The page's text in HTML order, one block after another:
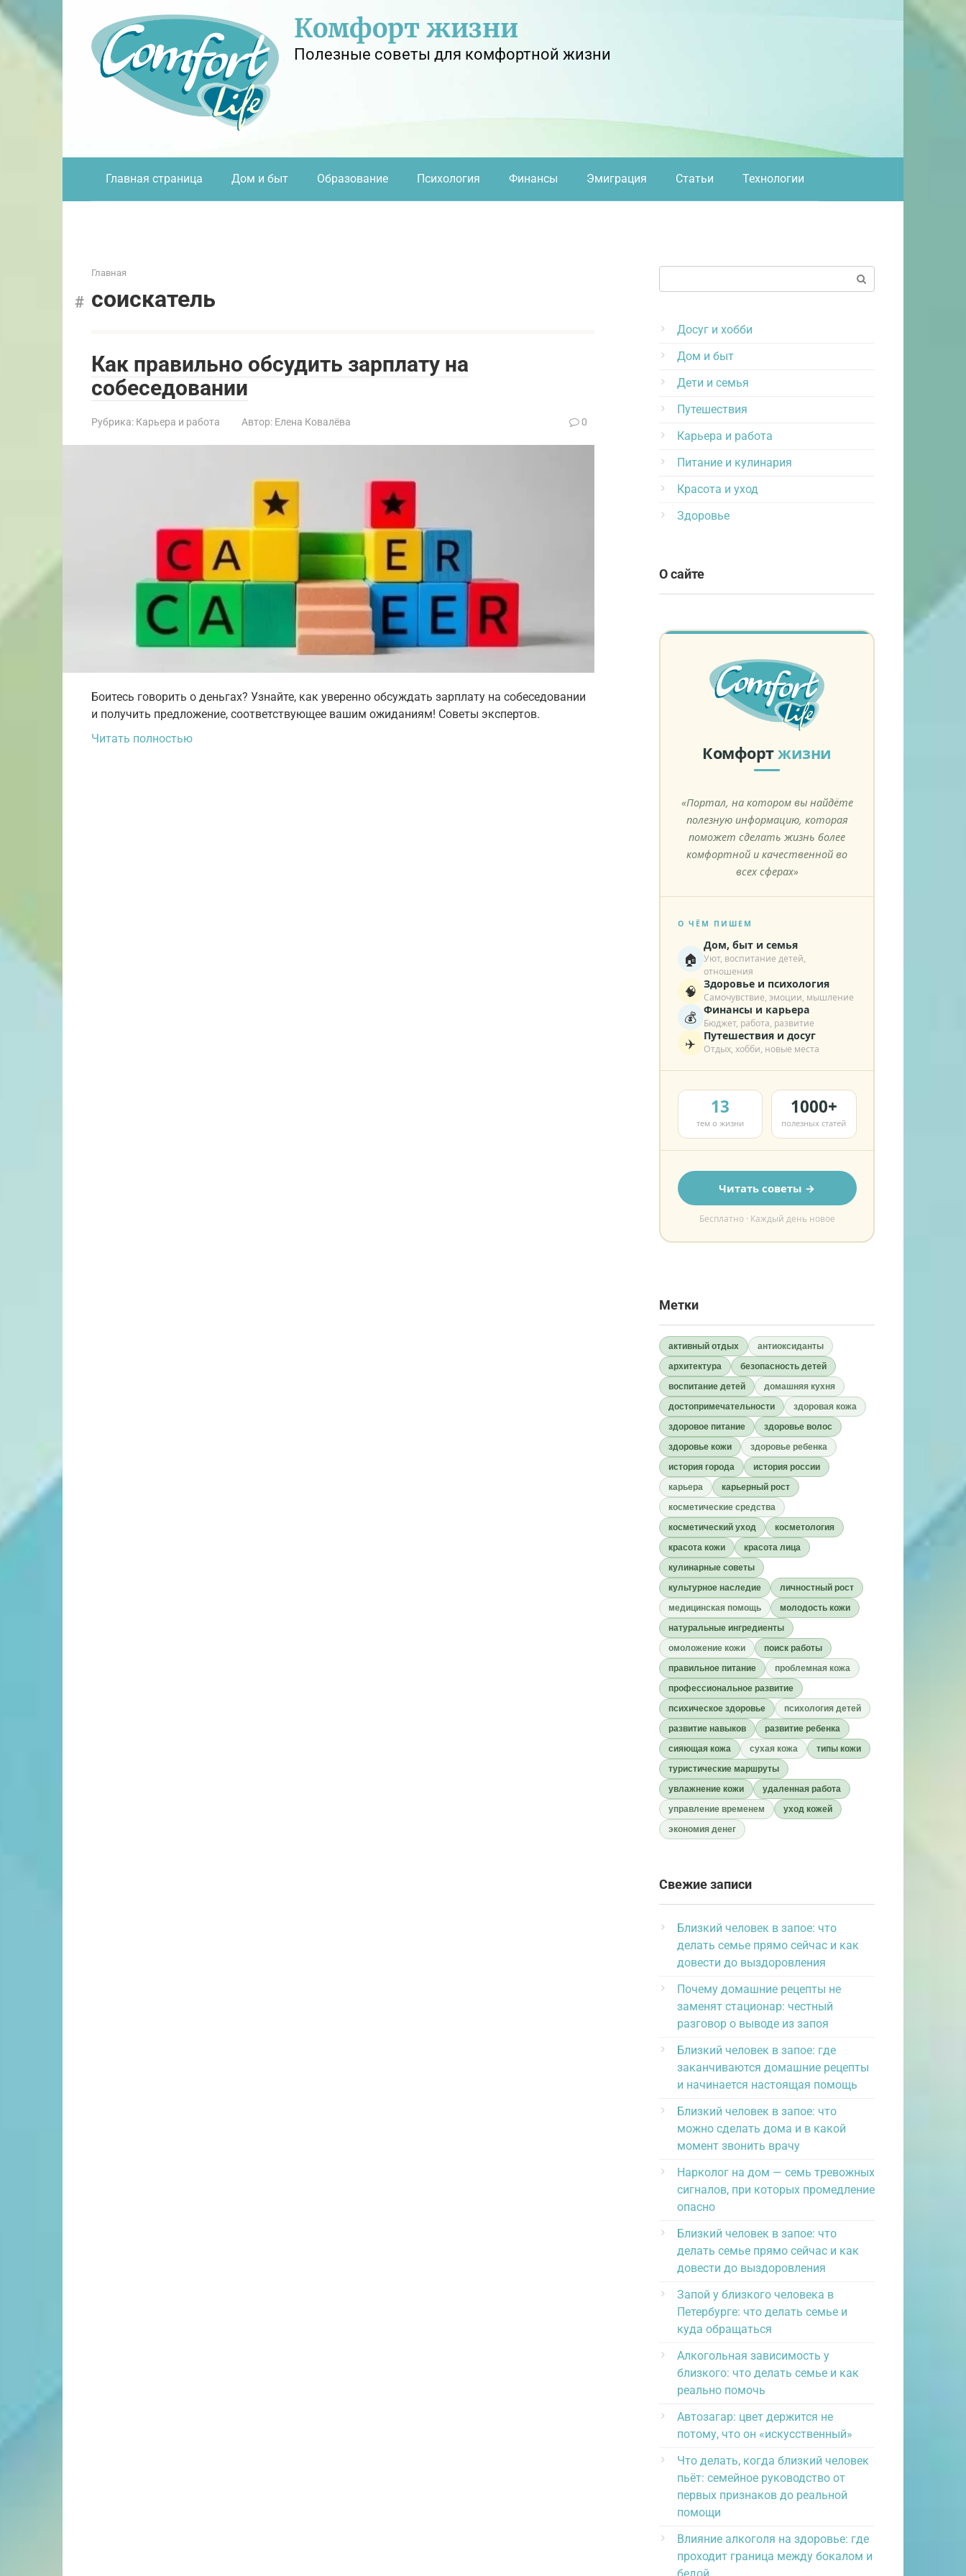
Перейти
контенту
Комфорт жизни
Полезные советы для комфортной жизни
Главная страница Дом и быт Образование Психология Финансы Эмиграция Статьи Технологии
Главная
соискатель
Как правильно обсудить зарплату на
собеседовании
Рубрика: Карьера и работа Автор: Елена Ковалёва 0
Боитесь говорить о деньгах? Узнайте, как уверенно обсуждать зарплату на собеседовании
и получить предложение, соответствующее вашим ожиданиям! Советы экспертов.
Читать полностью
Досуг и хобби
Дом и быт
Дети и семья
Путешествия
Карьера и работа
Питание и кулинария
Красота и уход
Здоровье
О сайте
Комфортжизни
«Портал, на котором вы найдёте
полезную информацию, которая
поможет сделать жизнь более
комфортной и качественной во
всех сферах»
О ЧЁМ ПИШЕМ
🏠
Дом, быт и семья
Уют, воспитание детей,
отношения
🧠 Здоровье и психология
Самочувствие, эмоции, мышление
💰 Финансы и карьера
Бюджет, работа, развитие
✈️ Путешествия и досуг
Отдых, хобби, новые места
13
тем о жизни
1000+
полезных статей
Читать советы →
Бесплатно · Каждый день новое
Метки
активный отдых
антиоксиданты
архитектура
безопасность детей
воспитание детей
домашняя кухня
достопримечательности
здоровая кожа
здоровое питание
здоровье волос
здоровье кожи
здоровье ребенка
история города
история россии
карьера
карьерный рост
косметические средства
косметический уход
косметология
красота кожи
красота лица
кулинарные советы
культурное наследие
личностный рост
медицинская помощь
молодость кожи
натуральные ингредиенты
омоложение кожи
поиск работы
правильное питание
проблемная кожа
профессиональное развитие
психическое здоровье
психология детей
развитие навыков
развитие ребенка
сияющая кожа
сухая кожа
типы кожи
туристические маршруты
увлажнение кожи
удаленная работа
управление временем
уход кожей
экономия денег
Свежие записи
Близкий человек в запое: что
делать семье прямо сейчас и как
довести до выздоровления
Почему домашние рецепты не
заменят стационар: честный
разговор о выводе из запоя
Близкий человек в запое: где
заканчиваются домашние рецепты
и начинается настоящая помощь
Близкий человек в запое: что
можно сделать дома и в какой
момент звонить врачу
Нарколог на дом — семь тревожных
сигналов, при которых промедление
опасно
Близкий человек в запое: что
делать семье прямо сейчас и как
довести до выздоровления
Запой у близкого человека в
Петербурге: что делать семье и
куда обращаться
Алкогольная зависимость у
близкого: что делать семье и как
реально помочь
Автозагар: цвет держится не
потому, что он «искусственный»
Что делать, когда близкий человек
пьёт: семейное руководство от
первых признаков до реальной
помощи
Влияние алкоголя на здоровье: где
проходит граница между бокалом и